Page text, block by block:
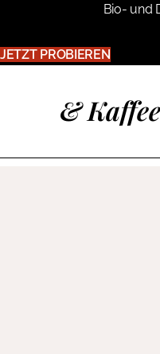
Bio- und
JETZT PROBIEREN
&